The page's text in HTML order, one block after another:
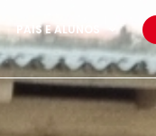
PAIS E ALUNOS